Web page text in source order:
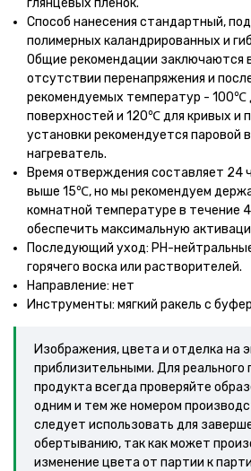
глянцевых пленок.
Способ нанесения стандартный,
полимерных каландрированных и
Общие рекомендации заключаются
отсутствии перенапряжения и
рекомендуемых температур - 100℃
поверхностей и 120℃ для кривых и
установки рекомендуется паровой
нагреватель.
Время отверждения составляет 24
выше 15℃, но мы рекомендуем
комнатной температуре в течение
обеспечить максимальную
Последующий уход: PH-
горячего воска или растворителей.
Направление: нет
Инструменты: мягкий ракель с
Изображения, цвета и отделка на
приблизительными. Для реального
продукта всегда проверяйте
одним и тем же номером
следует использовать для
обертыванию, так как может
изменение цвета от партии к